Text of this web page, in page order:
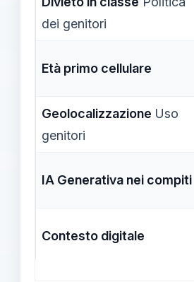
dei genitori
Età primo cellulare
Geolocalizzazione Uso
genitori
IA Generativa nei compiti
Contesto digitale